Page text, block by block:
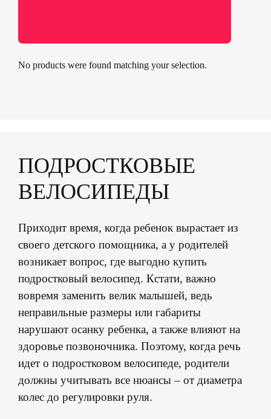
No products were found matching your selection.
ПОДРОСТКОВЫЕ
ВЕЛОСИПЕДЫ
Приходит время, когда ребенок вырастает из
своего детского помощника, а у родителей
возникает вопрос, где выгодно купить
подростковый велосипед. Кстати, важно
вовремя заменить велик малышей, ведь
неправильные размеры или габариты
нарушают осанку ребенка, а также влияют на
здоровье позвоночника. Поэтому, когда речь
идет о подростковом велосипеде, родители
должны учитывать все нюансы – от диаметра
колес до регулировки руля.